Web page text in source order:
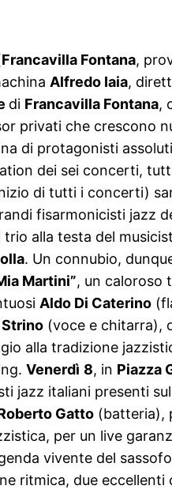
Francavilla Fontana,
Alfredo Iaia,
di Francavilla Fontana,
privati che crescono
di protagonisti
dei sei concerti,
di tutti i concerti)
fisarmonicisti jazz
alla testa del
. Un connubio,
Martini”, un caloroso
Aldo Di Caterino
Strino (voce e chitarra),
alla tradizione
Venerdì 8, in Piazza
jazz italiani presenti
Gatto (batteria),
per un live
vivente del
ritmica, due